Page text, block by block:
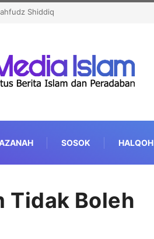
Pencetakan Karakter Bangsa
SOSOK HALQOH
Tidak Boleh